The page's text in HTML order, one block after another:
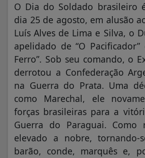
O Dia do Soldado brasileiro
dia 25 de agosto, em alusão
Luís Alves de Lima e Silva, o
apelidado de “O
Ferro”. Sob seu comando, o
derrotou a Confederação
na Guerra do Prata. Uma
como Marechal, ele
forças brasileiras para a
Guerra do Paraguai. Como
elevado a nobre, tornando-
barão, conde, marquês e,